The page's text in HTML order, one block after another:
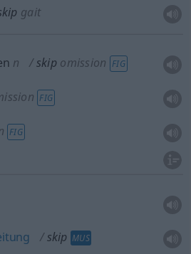
gait
n skip omission FIG
FIG
FIG
skip MUS